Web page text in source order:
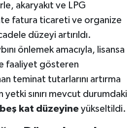
akaryakıt ve LPG
fatura ticareti ve organize
düzeyi artırıldı.
önlemek amacıyla, lisansa
faaliyet gösteren
teminat tutarlarını artırma
yetki sınırı mevcut durumdaki
beş kat düzeyineyükseltildi.